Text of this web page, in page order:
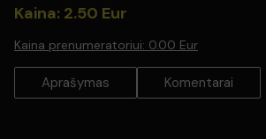
Kaina: 2.50 Eur
Kaina prenumeratoriui: 0.00 Eur
Aprašymas Komentarai